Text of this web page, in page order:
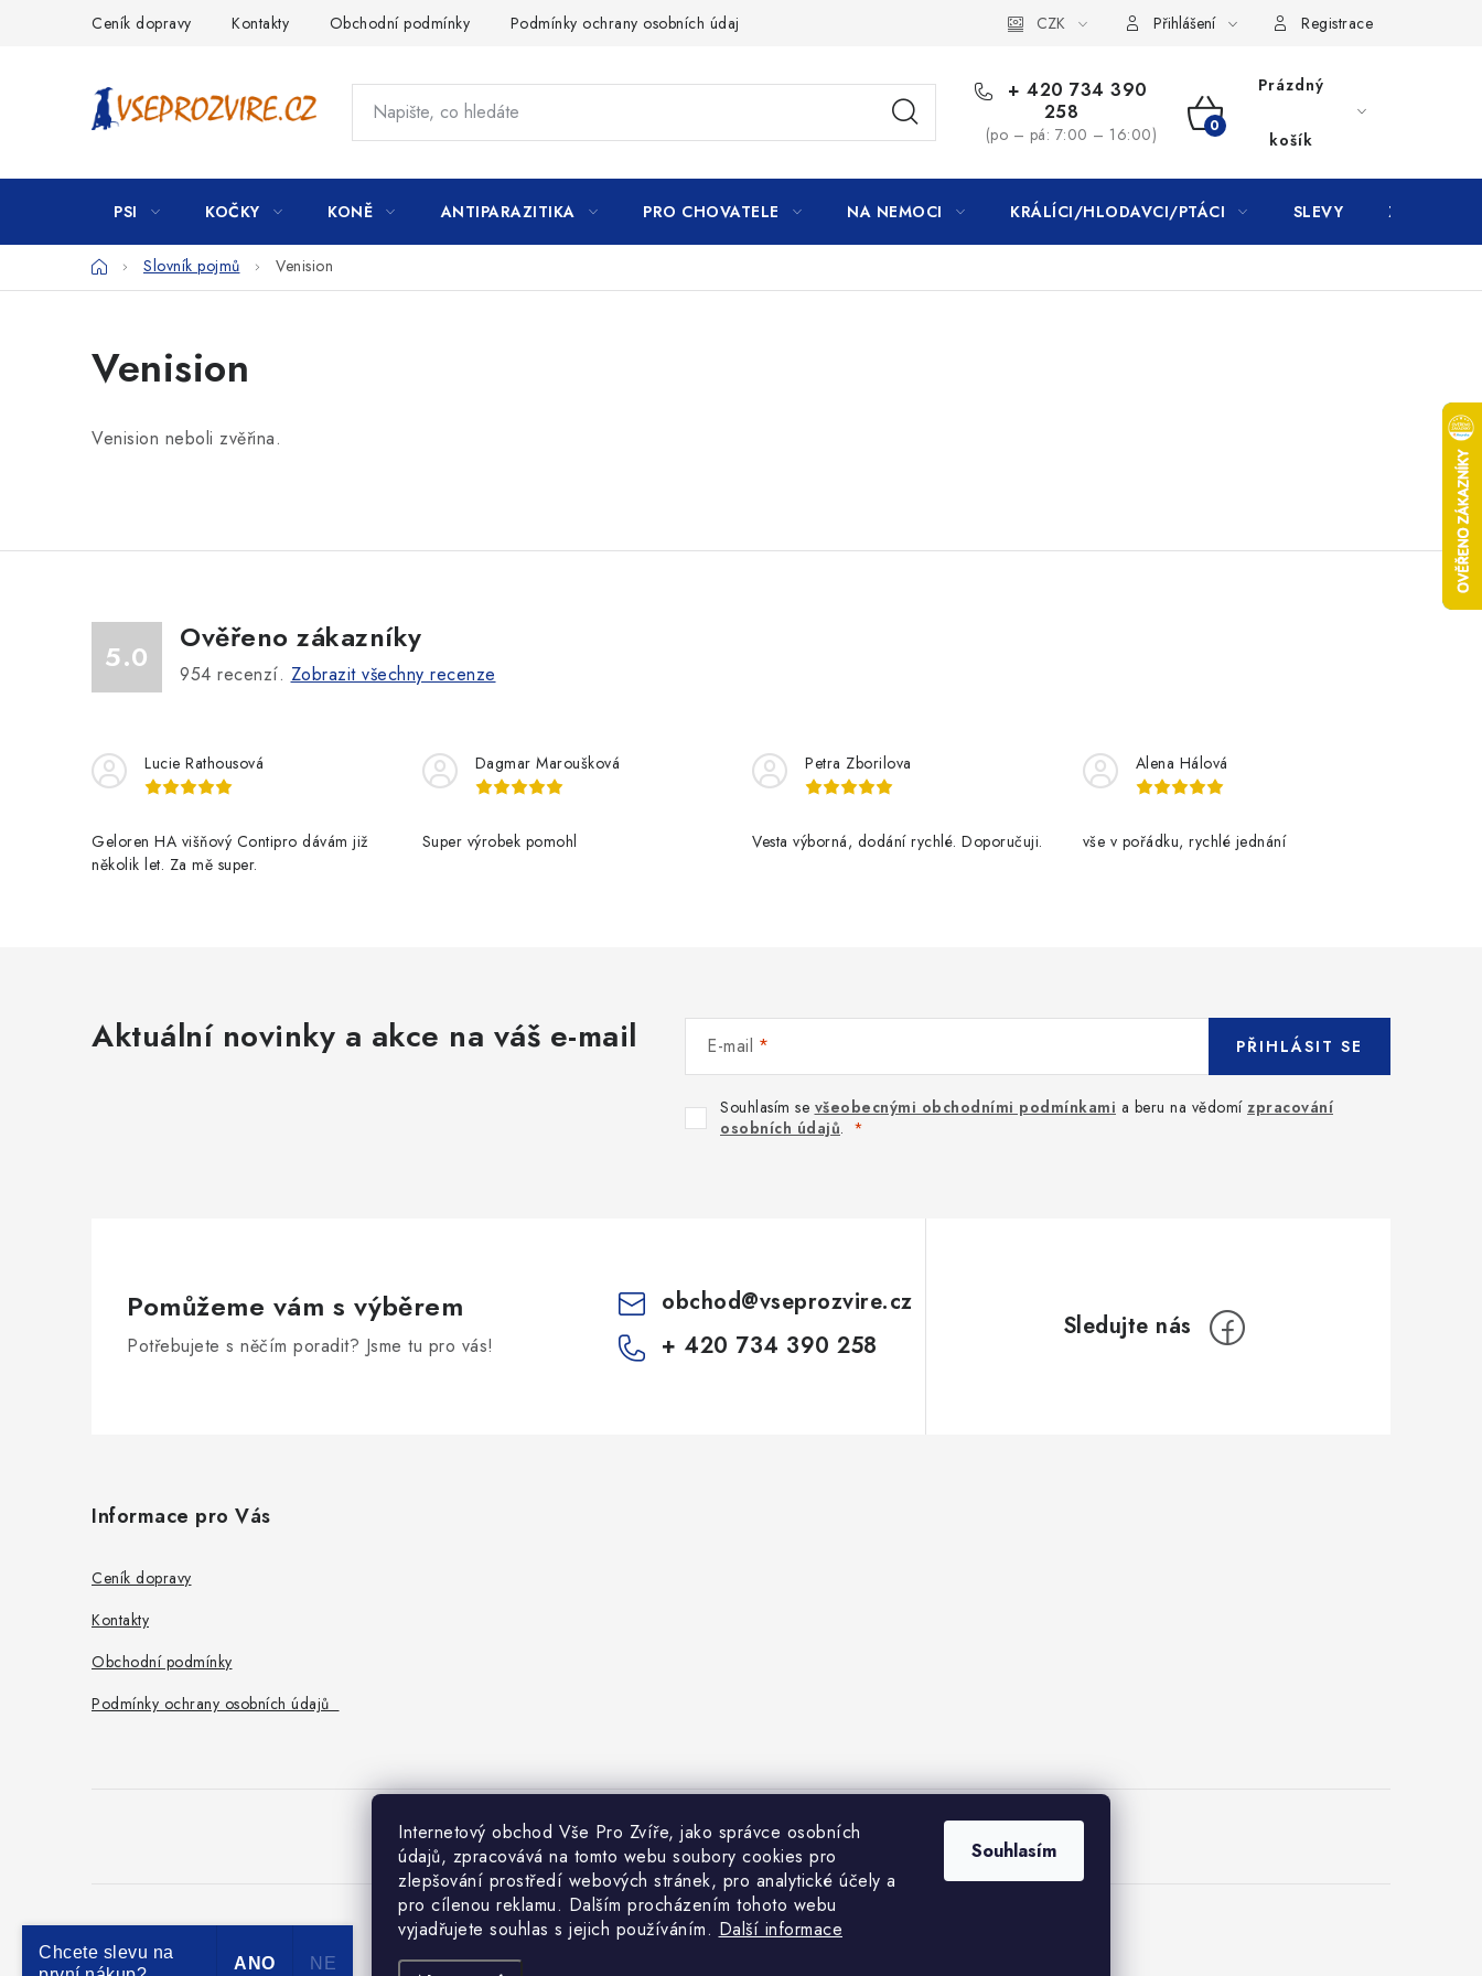
Internetový obchod Vše Pro Zvíře, jako správce osobních
údajů, zpracovává na tomto webu soubory cookies pro
zlepšování prostředí webových stránek, pro analytické účely a
pro cílenou reklamu. Dalším procházením tohoto webu
vyjadřujete souhlas s jejich používáním. Další informace
Souhlasím
Ceník dopravy Kontakty Obchodní podmínky Podmínky ochrany osobních údajů CZK Přihlášení Registrace
+ 420 734 390
258
(po – pá: 7:00 – 16:00)
NÁKUPNÍ
KOŠÍK
Prázdný
košík
PSI KOČKY KONĚ ANTIPARAZITIKA PRO CHOVATELE NA NEMOCI KRÁLÍCI/HLODAVCI/PTÁCI SLEVY ZNAČKY
DomůSlovník pojmů Venision
Venision
Venision neboli zvěřina.
5.0
Ověřeno zákazníky
954 recenzí. Zobrazit všechny recenze
Lucie Rathousová
Geloren HA višňový Contipro dávám již
několik let. Za mě super.
Dagmar Maroušková
Super výrobek pomohl
Petra Zborilova
Vesta výborná, dodání rychlé. Doporučuji.
Alena Hálová
vše v pořádku, rychlé jednání
Aktuální novinky a akce na váš e-mail E-mail
Souhlasím se všeobecnými obchodními podmínkami a beru na vědomí zpracování
osobních údajů.
PŘIHLÁSIT SE
Pomůžeme vám s výběrem
Potřebujete s něčím poradit? Jsme tu pro vás!
obchod@vseprozvire.cz
+ 420 734 390 258
Informace pro Vás
Ceník dopravy
Kontakty
Obchodní podmínky
Podmínky ochrany osobních údajů
Obchodní podmínky Heuréka recenze VseProZvire.cz 2011-2024
Copyright 2026 Vše Pro Zvíře. Všechna práva vyhrazena.
Chcete slevu na
ANO NE